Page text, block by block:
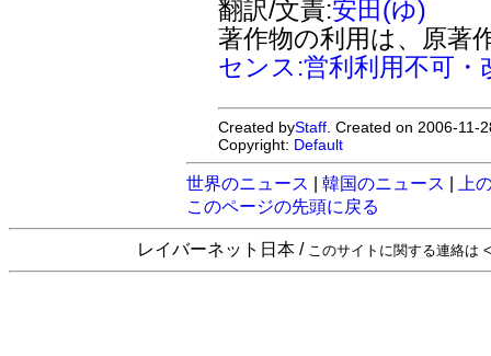
翻訳/文責:安田(ゆ)
著作物の利用は、原著
センス:営利利用不可・
Created byStaff . Created on 2006-
Copyright: Default
世界のニュース 韓国のニュース
上
このページの先頭に戻る
レイバーネット日本 / このサイトに関する連絡は